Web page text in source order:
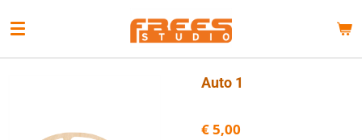
direct
Auto 1
€ 5,00